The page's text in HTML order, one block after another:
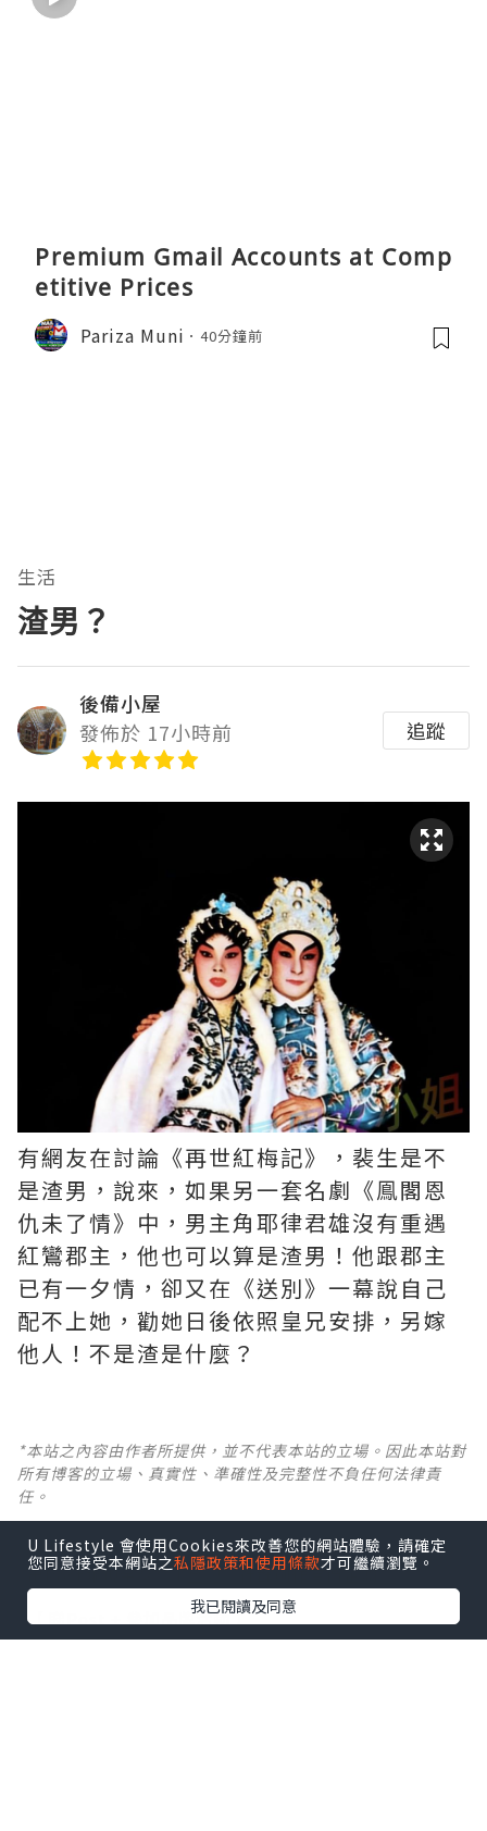
Premium Gmail Accounts at Comp
etitive Prices
Pariza Muni 40分鐘前
生活
渣男？
後備小屋
發佈於 17小時前
追蹤
有網友在討論《再世紅梅記》，裴生是不
是渣男，說來，如果另一套名劇《鳯閣恩
仇未了情》中，男主角耶律君雄沒有重遇
紅鸞郡主，他也可以算是渣男！他跟郡主
已有一夕情，卻又在《送別》一幕說自己
配不上她，勸她日後依照皇兄安排，另嫁
他人！不是渣是什麼？ ​​​
*本站之內容由作者所提供，並不代表本站的立場。因此本站對
所有博客的立場、真實性、準確性及完整性不負任何法律責
任。
【 U Creator 招募 】
出Post賺現金獎賞 l登記《社群創作有價企劃》
【 睇Post + 參加品牌活動 】
瀏覽更多社群打卡丶旅遊丶美食丶親子丶寵物丶扮靚
U Lifestyle 會使用Cookies來改善您的網站體驗，請確定
您同意接受本網站之私隱政策和使用條款才可繼續瀏覽。
我已閱讀及同意